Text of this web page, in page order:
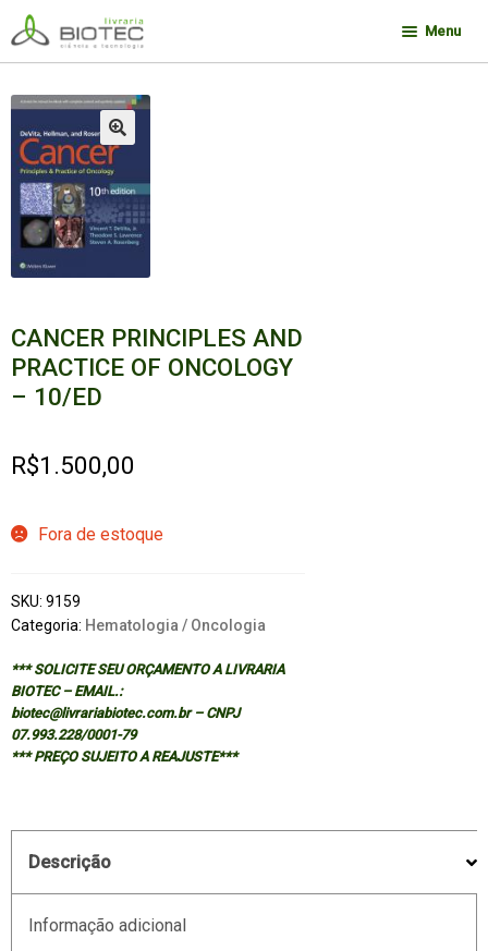
Pular
para
navegação
Pular
para
o
conteúdo
Menu
🔍
CANCER PRINCIPLES AND
PRACTICE OF ONCOLOGY
– 10/ED
R$1.500,00
Fora de estoque
SKU: 9159
Categoria: Hematologia / Oncologia
*** SOLICITE SEU ORÇAMENTO A LIVRARIA
BIOTEC – EMAIL.:
biotec@livrariabiotec.com.br – CNPJ
07.993.228/0001-79
*** PREÇO SUJEITO A REAJUSTE***
Descrição
Informação adicional